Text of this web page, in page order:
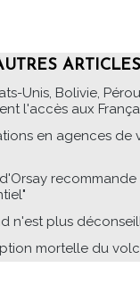
ARTICLES
Unis, Bolivie,
l'accès aux
en agences de
n'est plus
mortelle du